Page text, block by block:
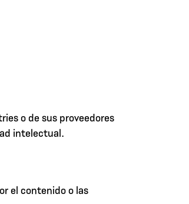
o de sus proveedores
intelectual.
el contenido o las